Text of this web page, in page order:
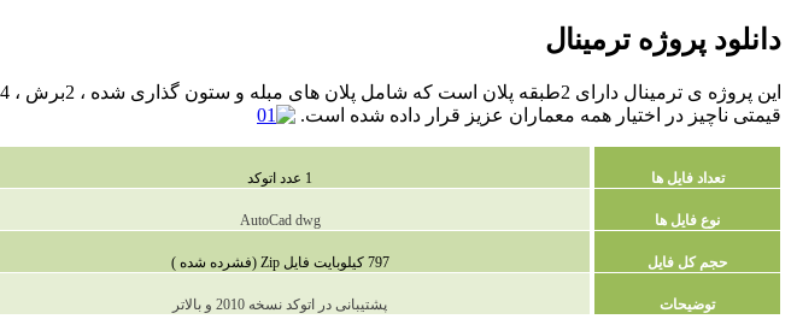
دانلود پروژه ترمینال
قیمتی ناچیز در اختیار همه معماران عزیز قرار داده شده است.
تعداد فایل ها 1 عدد اتوکد
نوع فایل ها AutoCad dwg
حجم کل فایل 797 کیلوبایت فایل Zip (فشرده شده )
توضیحات پشتیبانی در اتوکد نسخه 2010 و بالاتر